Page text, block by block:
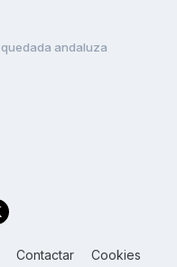
quedada andaluza
Contactar Cookies